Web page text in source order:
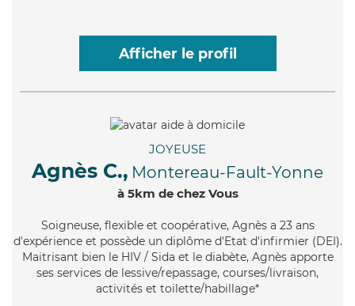
Afficher le profil
JOYEUSE
Agnès C., Montereau-Fault-Yonne
à 5km de chez Vous
Soigneuse, flexible et coopérative, Agnès a 23 ans
d'expérience et possède un diplôme d'Etat d'infirmier (DEI).
Maitrisant bien le HIV / Sida et le diabète, Agnès apporte
ses services de lessive/repassage, courses/livraison,
activités et toilette/habillage*